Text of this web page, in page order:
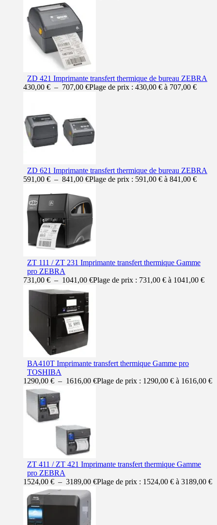
ZD 421 Imprimante transfert thermique de bureau ZEBRA
430,00 € – 707,00 €Plage de prix : 430,00 € à 707,00 €
ZD 621 Imprimante transfert thermique de bureau ZEBRA
591,00 € – 841,00 €Plage de prix : 591,00 € à 841,00 €
ZT 111 / ZT 231 Imprimante transfert thermique Gamme
pro ZEBRA
731,00 € – 1041,00 €Plage de prix : 731,00 € à 1041,00 €
BA410T Imprimante transfert thermique Gamme pro
TOSHIBA
1290,00 € – 1616,00 €Plage de prix : 1290,00 € à 1616,00 €
ZT 411 / ZT 421 Imprimante transfert thermique Gamme
pro ZEBRA
1524,00 € – 3189,00 €Plage de prix : 1524,00 € à 3189,00 €